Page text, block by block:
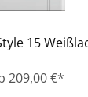
15
209,00 €*